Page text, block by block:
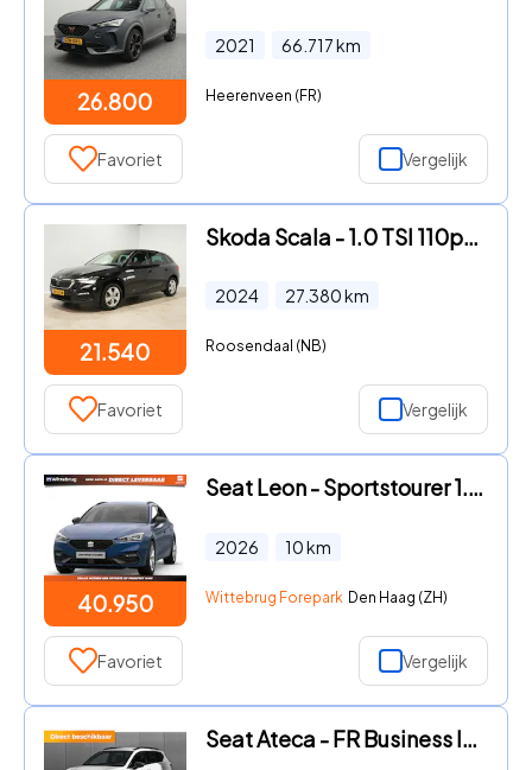
26.800
2021 66.717km
Heerenveen (FR)
Favoriet Vergelijk
21.540
Skoda Scala - 1.0 TSI 110pk DSG Ambition | Carplay/Android | Lane/Frontass
2024 27.380km
Roosendaal (NB)
Favoriet Vergelijk
40.950
Seat Leon - Sportstourer 1.5 TSI e-Hybrid FR Business
2026 10km
Wittebrug Forepark Den Haag (ZH)
Favoriet Vergelijk
Seat Ateca - FR Business Intense | Achteruitrijcamera | Airconditioning a